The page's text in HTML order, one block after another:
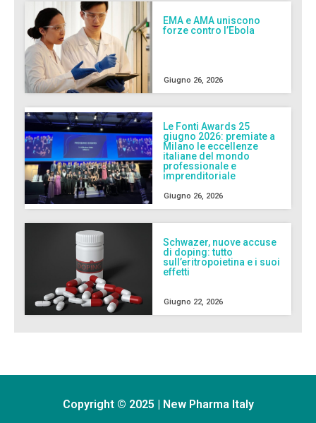
EMA e AMA uniscono
forze contro l’Ebola
Giugno 26, 2026
Le Fonti Awards 25
giugno 2026: premiate a
Milano le eccellenze
italiane del mondo
professionale e
imprenditoriale
Giugno 26, 2026
Schwazer, nuove accuse
di doping: tutto
sull’eritropoietina e i suoi
effetti
Giugno 22, 2026
Copyright © 2025 | New Pharma Italy